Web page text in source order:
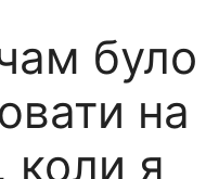
було
на
коли я